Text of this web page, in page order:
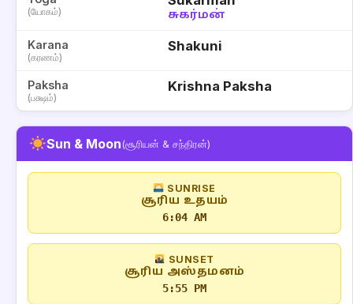
(யோகம்) சுகர்மன்
Karana
(கரணம்)
Shakuni
Paksha
(பக்ஷம்)
Krishna Paksha
Sun & Moon(சூரியன் & சந்திரன்)
SUNRISE
சூரிய உதயம்
6:04 AM
SUNSET
சூரிய அஸ்தமனம்
5:55 PM